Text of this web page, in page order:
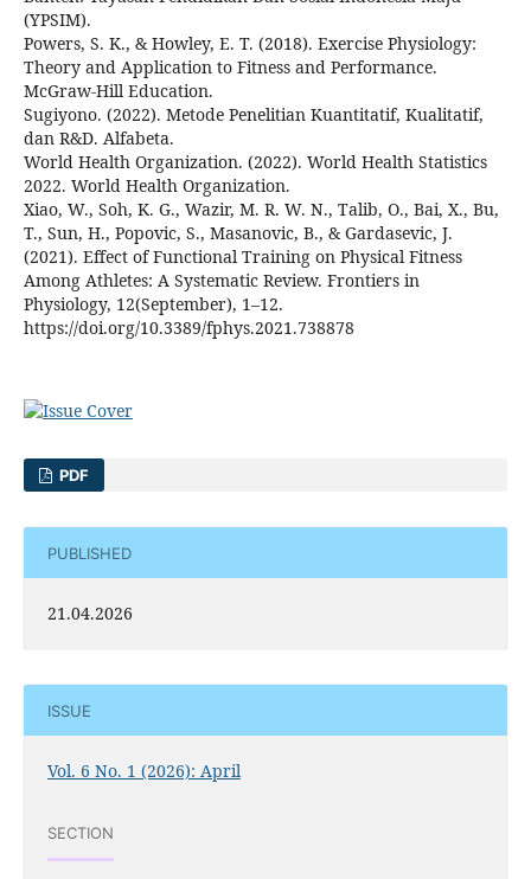
(YPSIM).
Powers, S. K., & Howley, E. T. (2018). Exercise Physiology:
Theory and Application to Fitness and Performance.
McGraw-Hill Education.
Sugiyono. (2022). Metode Penelitian Kuantitatif, Kualitatif,
dan R&D. Alfabeta.
World Health Organization. (2022). World Health Statistics
2022. World Health Organization.
Xiao, W., Soh, K. G., Wazir, M. R. W. N., Talib, O., Bai, X., Bu,
T., Sun, H., Popovic, S., Masanovic, B., & Gardasevic, J.
(2021). Effect of Functional Training on Physical Fitness
Among Athletes: A Systematic Review. Frontiers in
Physiology, 12(September), 1–12.
https://doi.org/10.3389/fphys.2021.738878
PDF
PUBLISHED
21.04.2026
ISSUE
Vol. 6 No. 1 (2026): April
SECTION